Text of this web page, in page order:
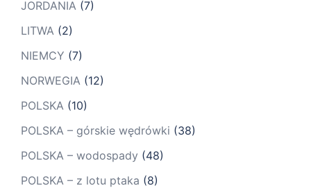
JORDANIA (7)
LITWA (2)
NIEMCY (7)
NORWEGIA (12)
POLSKA (10)
POLSKA – górskie wędrówki (38)
POLSKA – wodospady (48)
POLSKA – z lotu ptaka (8)